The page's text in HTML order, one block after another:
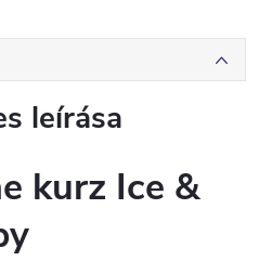
leírása
kurz Ice &